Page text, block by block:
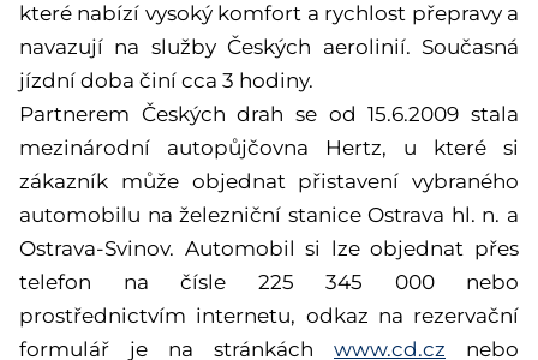
které nabízí vysoký komfort a rychlost přepravy a
navazují na služby Českých aerolinií. Současná
jízdní doba činí cca 3 hodiny.
Partnerem Českých drah se od 15.6.2009 stala
mezinárodní autopůjčovna Hertz, u které si
zákazník může objednat přistavení vybraného
automobilu na železniční stanice Ostrava hl. n. a
Ostrava-Svinov. Automobil si lze objednat přes
telefon na čísle 225 345 000 nebo
prostřednictvím internetu, odkaz na rezervační
formulář je na stránkách www.cd.cz nebo